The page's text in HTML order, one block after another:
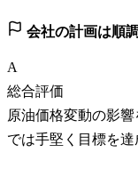
会社の計画は順
A
総合評価
原油価格変動の影
では手堅く目標を達